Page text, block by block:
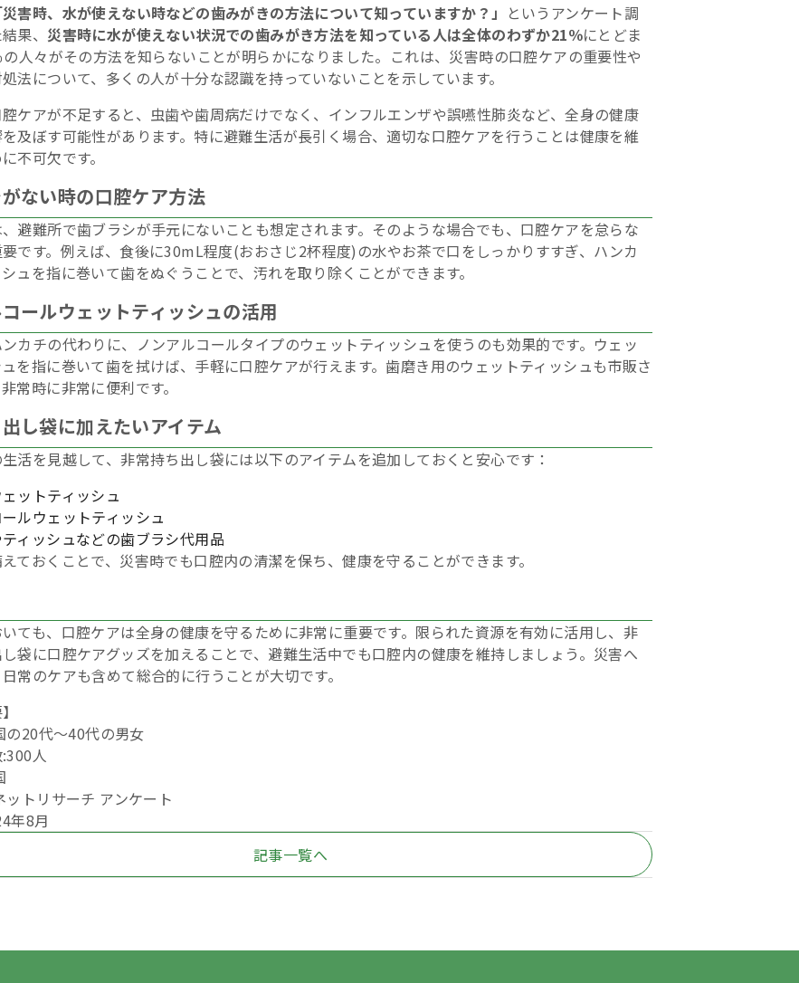
災害時、水が使えない時などの歯みがきの方法について知っていますか？」 というアンケート調
果、 災害時に水が使えない状況での歯みがき方法を知っている人は全体のわずか21％にとどま
の人々がその方法を知らないことが明らかになりました。これは、災害時の口腔ケアの重要性や
法について、多くの人が十分な認識を持っていないことを示しています。
ケアが不足すると、虫歯や歯周病だけでなく、インフルエンザや誤嚥性肺炎など、全身の健康
及ぼす可能性があります。特に避難生活が長引く場合、適切な口腔ケアを行うことは健康を維
不可欠です。
ない時の口腔ケア方法
避難所で歯ブラシが手元にないことも想定されます。そのような場合でも、口腔ケアを怠らな
です。例えば、食後に30mL程度(おおさじ2杯程度)の水やお茶で口をしっかりすすぎ、ハンカ
ュを指に巻いて歯をぬぐうことで、汚れを取り除くことができます。
ールウェットティッシュの活用
カチの代わりに、ノンアルコールタイプのウェットティッシュを使うのも効果的です。ウェッ
ュを指に巻いて歯を拭けば、手軽に口腔ケアが行えます。歯磨き用のウェットティッシュも市販さ
常時に非常に便利です。
し袋に加えたいアイテム
活を見越して、非常持ち出し袋には以下のアイテムを追加しておくと安心です：
ットティッシュ
ルウェットティッシュ
ィッシュなどの歯ブラシ代用品
ておくことで、災害時でも口腔内の清潔を保ち、健康を守ることができます。
ても、口腔ケアは全身の健康を守るために非常に重要です。限られた資源を有効に活用し、非
袋に口腔ケアグッズを加えることで、避難生活中でも口腔内の健康を維持しましょう。災害へ
常のケアも含めて総合的に行うことが大切です。
の20代〜40代の男女
人
ットリサーチ アンケート
年8月
記事一覧へ